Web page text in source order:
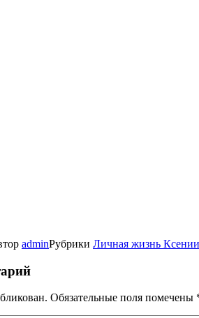
adminРубрики Личная жизнь
Обязательные поля помечены